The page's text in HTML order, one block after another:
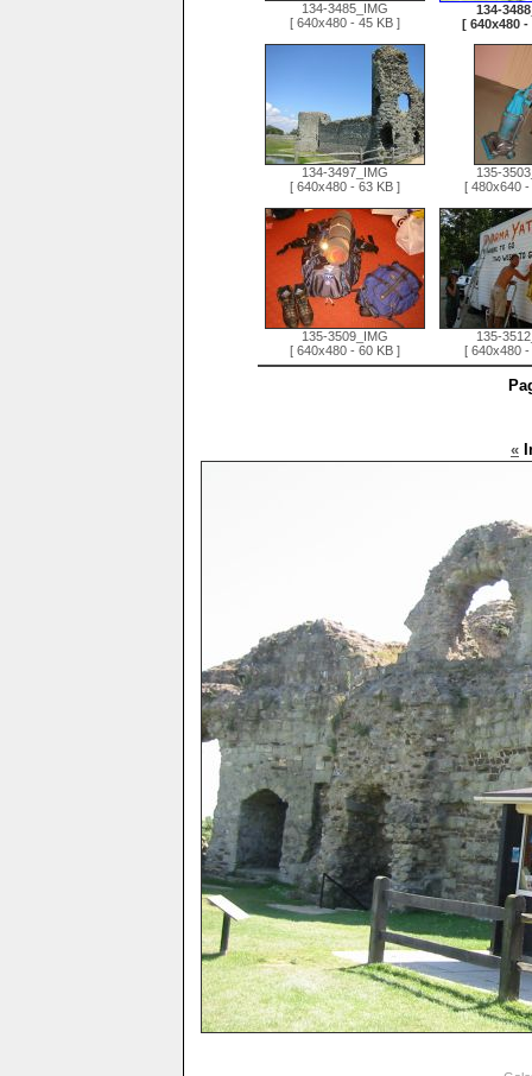
134-3485_IMG
[ 640x480 - 45 KB ]
134-
[ 640x480
134-3497_IMG
[ 640x480 - 63 KB ]
135-
[ 480x640 -
135-3509_IMG
[ 640x480 - 60 KB ]
135-
[ 640x480 -
«